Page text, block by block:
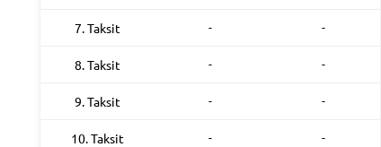
7. Taksit - -
8. Taksit - -
9. Taksit - -
10. Taksit - -